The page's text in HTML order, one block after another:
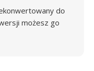
do
możesz go